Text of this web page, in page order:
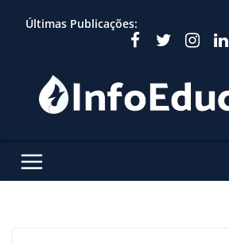
Últimas Publicações: